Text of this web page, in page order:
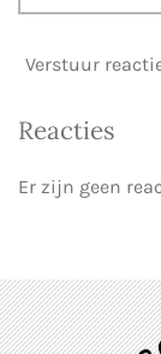
Verstuur
Reacties
Er zijn geen